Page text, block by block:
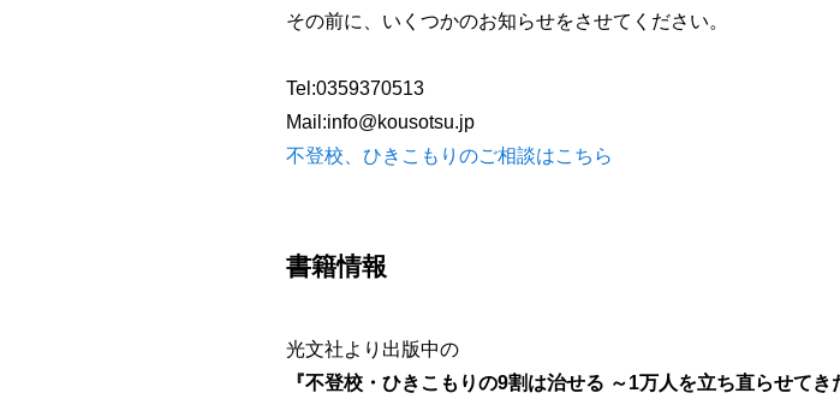
その前に、いくつかのお知らせをさせてください。
Tel:0359370513
Mail:info@kousotsu.jp
不登校、ひきこもりのご相談はこちら
書籍情報
光文社より出版中の
『不登校・ひきこもりの9割は治せる ～1万人を立ち直らせてき